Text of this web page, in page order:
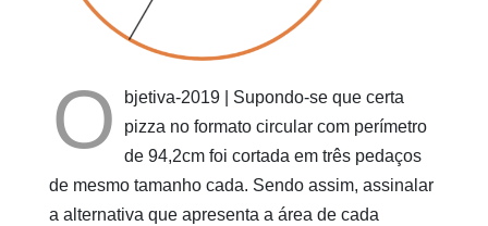
O
bjetiva-2019 | Supondo-se que certa
pizza no formato circular com perímetro
de 94,2cm foi cortada em três pedaços
de mesmo tamanho cada. Sendo assim, assinalar
a alternativa que apresenta a área de cada